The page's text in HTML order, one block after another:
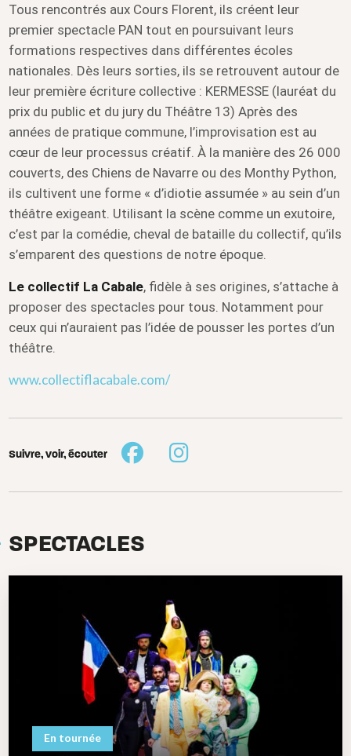
Tous rencontrés aux Cours Florent, ils créent leur
premier spectacle PAN tout en poursuivant leurs
formations respectives dans différentes écoles
nationales. Dès leurs sorties, ils se retrouvent autour de
leur première écriture collective : KERMESSE (lauréat du
prix du public et du jury du Théâtre 13) Après des
années de pratique commune, l’improvisation est au
cœur de leur processus créatif. À la manière des 26 000
couverts, des Chiens de Navarre ou des Monthy Python,
ils cultivent une forme « d’idiotie assumée » au sein d’un
théâtre exigeant. Utilisant la scène comme un exutoire,
c’est par la comédie, cheval de bataille du collectif, qu’ils
s’emparent des questions de notre époque.
Le collectif La Cabale, fidèle à ses origines, s’attache à
proposer des spectacles pour tous. Notamment pour
ceux qui n’auraient pas l’idée de pousser les portes d’un
théâtre.
www.collectiflacabale.com/
Suivre, voir, écouter
SPECTACLES
En tournée